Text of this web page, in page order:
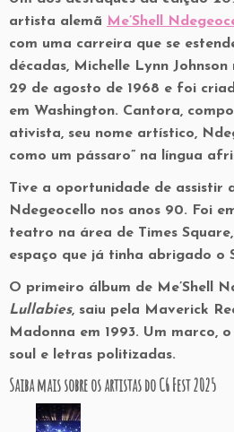
artista alemã Me’Shell
com uma carreira que se
décadas, Michelle Lynn Johnson
29 de agosto de 1968 e foi
em Washington. Cantora,
ativista, seu nome artístico,
como um pássaro” na língua
Tive a oportunidade de assistir a
Ndegeocello nos anos 90. Foi
teatro na área de Times
espaço que já tinha abrigado o
O primeiro álbum de Me’Shell
Lullabies, saiu pela Maverick
Madonna em 1993. Um marco,
soul e letras politizadas.
Saiba mais sobre os artistas do C6 Fest 2025